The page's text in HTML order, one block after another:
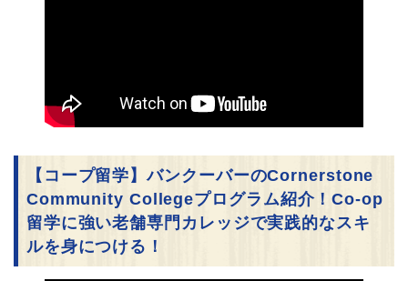
【コープ留学】バンクーバーのCornerstone
Community Collegeプログラム紹介！Co-op
留学に強い老舗専門カレッジで実践的なスキ
ルを身につける！